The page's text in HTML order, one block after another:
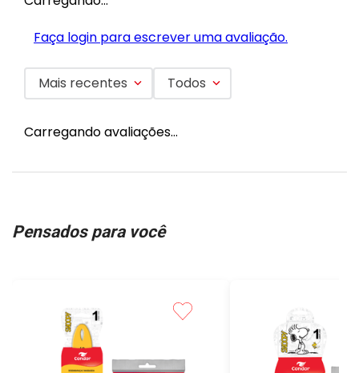
Faça login para escrever uma avaliação.
Mais recentes Todos
Carregando avaliações…
Pensados para você